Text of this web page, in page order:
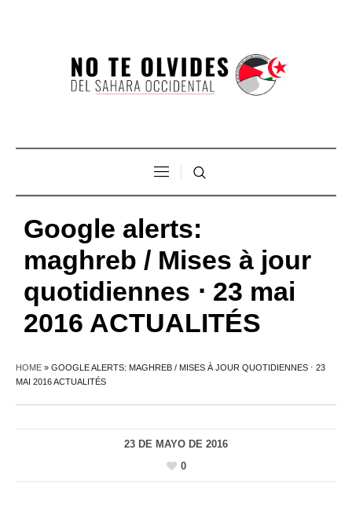
Google alerts:
maghreb / Mises à jour
quotidiennes ⋅ 23 mai
2016 ACTUALITÉS
HOME » GOOGLE ALERTS: MAGHREB / MISES À JOUR QUOTIDIENNES ⋅ 23
MAI 2016 ACTUALITÉS
23 DE MAYO DE 2016
0